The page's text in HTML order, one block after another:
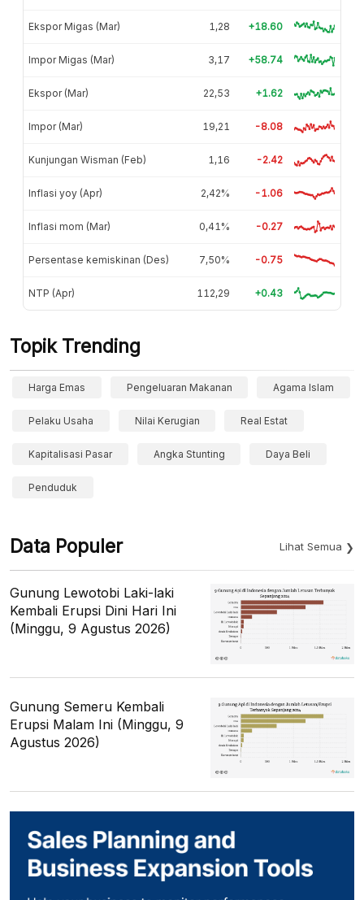
Ekspor Migas (Mar) 1,28 +18.60
Impor Migas (Mar) 3,17 +58.74
Ekspor (Mar) 22,53 +1.62
Impor (Mar) 19,21 -8.08
Kunjungan Wisman (Feb) 1,16 -2.42
Inflasi yoy (Apr) 2,42% -1.06
Inflasi mom (Mar) 0,41% -0.27
Persentase kemiskinan (Des) 7,50% -0.75
NTP (Apr) 112,29 +0.43
Topik Trending
Harga Emas Pengeluaran Makanan Agama Islam
Pelaku Usaha Nilai Kerugian Real Estat
Kapitalisasi Pasar Angka Stunting Daya Beli
Penduduk
Data Populer Lihat Semua
Gunung Lewotobi Laki-laki
Kembali Erupsi Dini Hari Ini
(Minggu, 9 Agustus 2026)
Gunung Semeru Kembali
Erupsi Malam Ini (Minggu, 9
Agustus 2026)